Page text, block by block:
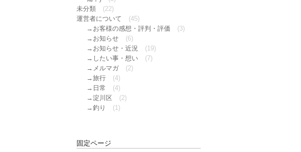
未分類
(22)
運営者について
(45)
お客様の感想・評判・評価
(3)
お知らせ
(6)
お知らせ・近況
(19)
したい事・想い
(7)
メルマガ
(2)
旅行
(4)
日常
(4)
淀川区
(2)
釣り
(1)
固定ページ